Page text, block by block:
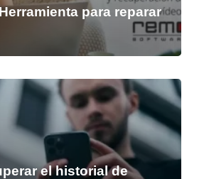
para reparar
el historial de